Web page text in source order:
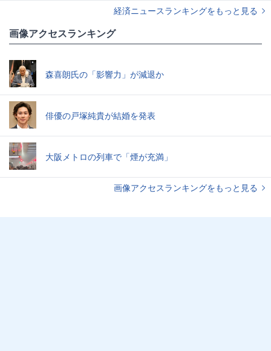
経済ニュースランキングをもっと見る
画像アクセスランキング
森喜朗氏の「影響力」が減退か
俳優の戸塚純貴が結婚を発表
大阪メトロの列車で「煙が充満」
画像アクセスランキングをもっと見る